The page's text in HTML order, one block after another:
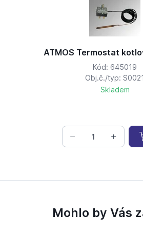
ATMOS Termostat
Kód: 645019
Obj.č./typ: S0021
Skladem
Mohlo by Vás